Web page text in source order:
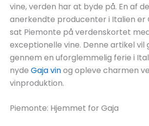
vine, verden har at byde på. En af
anerkendte producenter i Italien er
sat Piemonte på verdenskortet
exceptionelle vine. Denne artikel vil
gennem en uforglemmelig ferie i
nyde Gaja vinog opleve charmen
vinproduktion.
Piemonte: Hjemmet for Gaja